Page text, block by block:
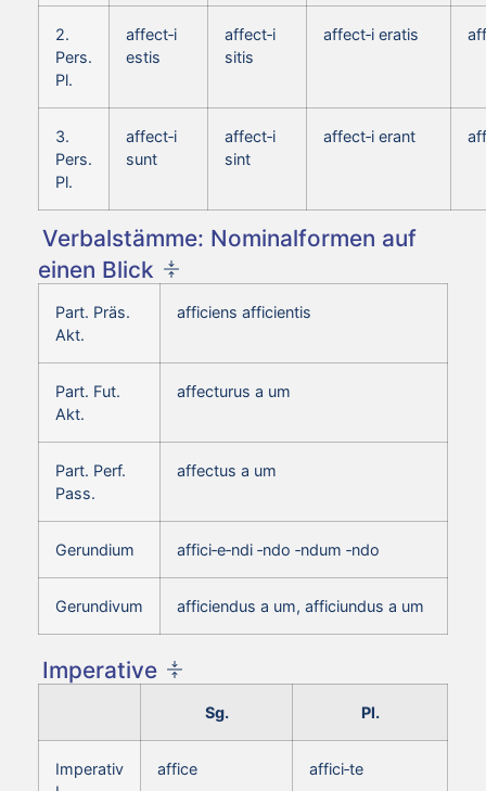
2.
Pers.
Pl.
affect‑i
estis
affect‑i
sitis
affect‑i eratis
3.
Pers.
Pl.
affect‑i
sunt
affect‑i
sint
affect‑i erant
Verbalstämme: Nominalformen auf
einen Blick
Part. Präs.
Akt.
afficiens afficientis
Part. Fut.
Akt.
affecturus a um
Part. Perf.
Pass.
affectus a um
Gerundium affici‑e‑ndi ‑ndo ‑ndum ‑ndo
Gerundivum afficiendus a um, afficiundus a um
Imperative
Sg. Pl.
Imperativ
affice affici‑te